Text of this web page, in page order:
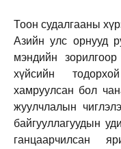
Тоон судалгааны
Азийн улс орнууд
мэндийн
хүйсийн
хамруулсан бол
жуулчлалын
байгууллагуудын
ганцаарчилсан